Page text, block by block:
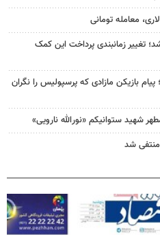
معامله تومانی
تغییر زمانبندی پرداخت این کمک
بازیکن مازادی که پرسپولیس را نگران
شهید ستوانیکم «نورالله نارویی»
شد